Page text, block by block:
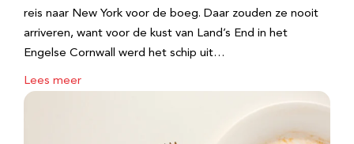
reis naar New York voor de boeg. Daar zouden ze nooit
arriveren, want voor de kust van Land’s End in het
Engelse Cornwall werd het schip uit…
Lees meer